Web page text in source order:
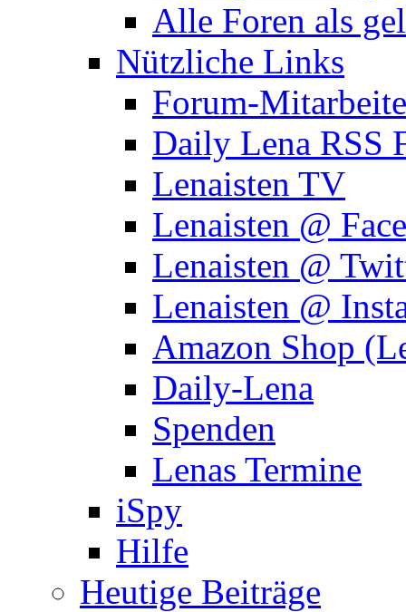
Alle Foren als
Nützliche Links
Forum-
Daily Lena RSS
Lenaisten TV
Lenaisten @
Lenaisten @
Lenaisten @
Amazon Shop
Daily-Lena
Spenden
Lenas Termine
iSpy
Hilfe
Heutige Beiträge